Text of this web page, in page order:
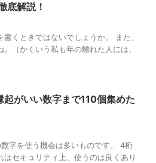
底解説！
くときではないでしょうか。 また、
（かくいう私も年の離れた人には、
がいい数字まで110個集めた
字を使う機会は多いものです。 4桁
セキュリティ上、使うのは良くあり